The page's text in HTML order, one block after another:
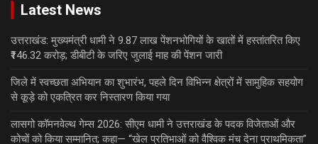
Latest News
उत्तराखंड: मुख्यमंत्री धामी ने 9.87 लाख पेंशनभोगियों के खातों में हस्तांतरित किए
₹146.32 करोड़; डीबीटी के जरिए जुलाई माह की पेंशन जारी
जिले में स्वच्छता अभियान का शुभारंभ, पहले दिन विभिन्न क्षेत्रों में सामुहिक सहयोग
से कूड़े को एकत्रित कर निस्तारण किया गया
लासगो कॉमनवेल्थ गेम्स 2026: सीएम धामी ने उत्तराखंड के पदक विजेताओं और
कोचों को किया सम्मानित; कहा— “खेल प्रतिभाओं को वैश्विक मंच देना प्राथमिकता”